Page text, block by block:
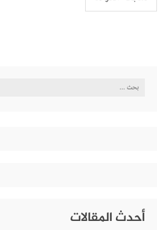
البحث
أحدث المقالات